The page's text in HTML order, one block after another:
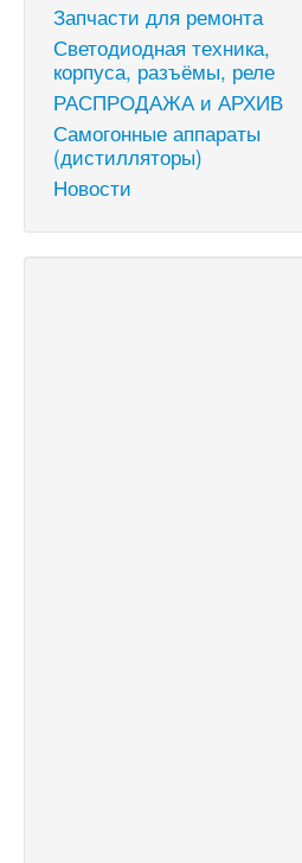
Запчасти для ремонта
Светодиодная техника,
корпуса, разъёмы, реле
РАСПРОДАЖА и АРХИВ
Самогонные аппараты
(дистилляторы)
Новости